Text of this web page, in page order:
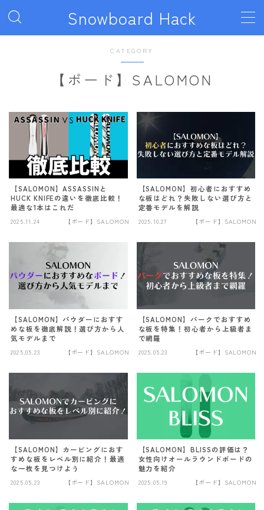
Snowboard Hack
ALLIAN
BATALEON
BC STREAM
BURTON
CAPiTA
DRAKE
FANATIC
FIELD EARTH
FNTC
GNU
GRAY
HOLIDAY
JONES
K2
MOSS
NIDECKER
NITRO
CATEGORY
【ボード】SALOMON
【SALOMON】ASSASSINと
HUCK KNIFEの違いを徹底比較！
最適な1本はこれだ
2025.11.24 【ボード】SALOMON
【SALOMON】初心者におすすめ
な板はどれ？失敗しない選び方と
定番モデルを解説
2025.10.27 【ボード】SALOMON
【SALOMON】パウダーにおすす
めな板を徹底解説！選び方から人
気モデルまで
2025.05.23 【ボード】SALOMON
【SALOMON】パークでおすすめ
な板を特集！初心者から上級者ま
で網羅
2025.05.23 【ボード】SALOMON
【SALOMON】カービングにおす
すめな板をレベル別に紹介！最適
な一枚を見つけよう
2025.05.23 【ボード】SALOMON
【SALOMON】BLISSの評価は？
女性向けオールラウンドボードの
魅力を紹介
2025.05.19 【ボード】SALOMON